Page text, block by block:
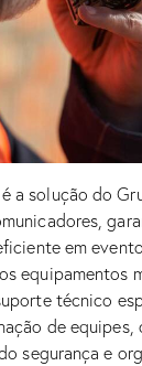
a solução do
em
equipamentos
técnico
de equipes,
segurança e